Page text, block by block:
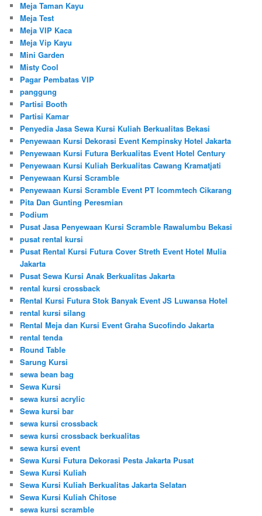
Meja Taman Kayu
Meja Test
Meja VIP Kaca
Meja Vip Kayu
Mini Garden
Misty Cool
Pagar Pembatas VIP
panggung
Partisi Booth
Partisi Kamar
Penyedia Jasa Sewa Kursi Kuliah Berkualitas Bekasi
Penyewaan Kursi Dekorasi Event Kempinsky Hotel Jakarta
Penyewaan Kursi Futura Berkualitas Event Hotel Century
Penyewaan Kursi Kuliah Berkualitas Cawang Kramatjati
Penyewaan Kursi Scramble
Penyewaan Kursi Scramble Event PT Icommtech Cikarang
Pita Dan Gunting Peresmian
Podium
Pusat Jasa Penyewaan Kursi Scramble Rawalumbu Bekasi
pusat rental kursi
Pusat Rental Kursi Futura Cover Streth Event Hotel Mulia
Jakarta
Pusat Sewa Kursi Anak Berkualitas Jakarta
rental kursi crossback
Rental Kursi Futura Stok Banyak Event JS Luwansa Hotel
rental kursi silang
Rental Meja dan Kursi Event Graha Sucofindo Jakarta
rental tenda
Round Table
Sarung Kursi
sewa bean bag
Sewa Kursi
sewa kursi acrylic
Sewa kursi bar
sewa kursi crossback
sewa kursi crossback berkualitas
sewa kursi event
Sewa Kursi Futura Dekorasi Pesta Jakarta Pusat
Sewa Kursi Kuliah
Sewa Kursi Kuliah Berkualitas Jakarta Selatan
Sewa Kursi Kuliah Chitose
sewa kursi scramble